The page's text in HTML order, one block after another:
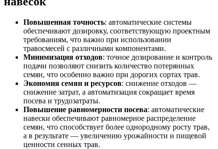
Повышенная точность: автоматические системы
обеспечивают дозировку, соответствующую проектным
требованиям, что важно при использовании
травосмесей с различными компонентами.
Минимизация отходов: точное дозирование и контроль
подачи позволяют снизить количество потерянных
семян, что особенно важно при дорогих сортах трав.
Экономия семян и ресурсов: снижение отходов —
снижение затрат, а автоматизация сокращает время
посева и трудозатраты.
Повышение равномерности посева: автоматические
навески обеспечивают равномерное распределение
семян, что способствует более однородному росту трав,
а в результате — увеличению урожайности и пищевой
ценности сенных трав.